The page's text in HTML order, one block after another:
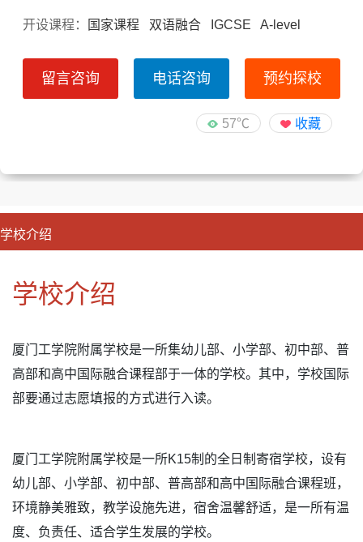
开设课程： 国家课程 双语融合 IGCSE A-level
留言咨询 电话咨询 预约探校
57℃ 收藏
学校介绍
学校介绍
厦门工学院附属学校是一所集幼儿部、小学部、初中部、普
高部和高中国际融合课程部于一体的学校。其中，学校国际
部要通过志愿填报的方式进行入读。
厦门工学院附属学校是一所K15制的全日制寄宿学校，设有
幼儿部、小学部、初中部、普高部和高中国际融合课程班，
环境静美雅致，教学设施先进，宿舍温馨舒适，是一所有温
度、负责任、适合学生发展的学校。